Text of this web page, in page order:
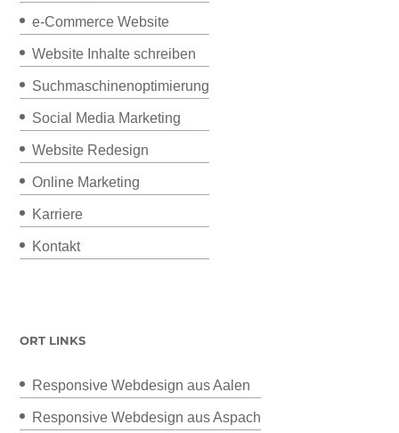
e-Commerce Website
Website Inhalte schreiben
Suchmaschinenoptimierung
Social Media Marketing
Website Redesign
Online Marketing
Karriere
Kontakt
ORT LINKS
Responsive Webdesign aus Aalen
Responsive Webdesign aus Aspach